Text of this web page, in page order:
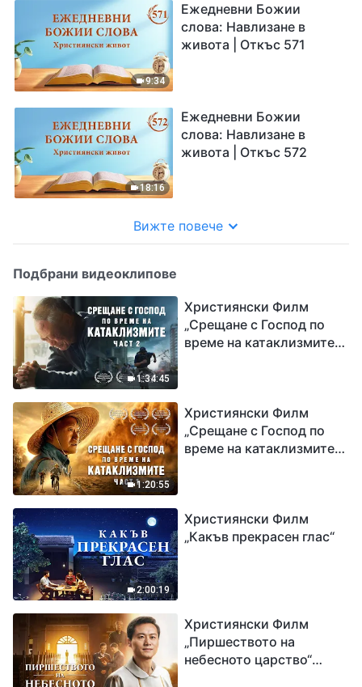
9:34
Ежедневни Божии
слова: Навлизане в
живота | Откъс 571
18:16
Ежедневни Божии
слова: Навлизане в
живота | Откъс 572
Вижте повече
Подбрани видеоклипове
1:34:45
Християнски Филм
„Срещане с Господ по
време на катаклизмите“
1:20:55
Християнски Филм
„Срещане с Господ по
време на катаклизмите“
2:00:19
Християнски Филм
„Какъв прекрасен глас“
Християнски Филм
„Пиршеството на
небесното царство“